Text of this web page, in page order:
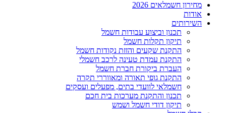
מחירון חשמלאים 2026
אודות
השירותים
תכנון וביצוע עבודות חשמל
תיקון תקלות חשמל
התקנת שקעים והזזת נקודות חשמל
התקנת עמדת טעינה לרכב חשמלי
העברת ביקורת חברת חשמל
התקנת גופי תאורה ומאווררי תקרה
חשמלאי לוועדי בתים, מפעלים ועסקים
תכנון והתקנת מערכות בית חכם
תיקון דודי חשמל ושמש